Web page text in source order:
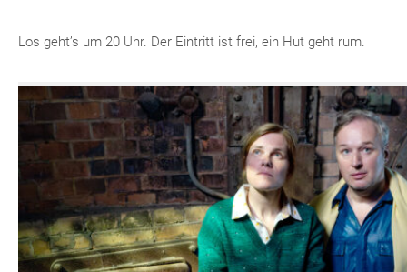
Los geht’s um 20 Uhr. Der Eintritt ist frei, ein Hut geht rum.